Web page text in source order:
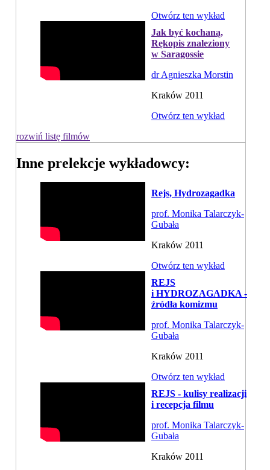
Otwórz ten wykład
Jak być kochaną,
Rękopis znaleziony
w Saragossie
dr Agnieszka Morstin
Kraków 2011
Otwórz ten wykład
rozwiń listę filmów
Inne prelekcje wykładowcy:
Rejs, Hydrozagadka
prof. Monika Talarczyk-
Gubała
Kraków 2011
Otwórz ten wykład
REJS
i HYDROZAGADKA -
źródła komizmu
prof. Monika Talarczyk-
Gubała
Kraków 2011
Otwórz ten wykład
REJS - kulisy realizacji
i recepcja filmu
prof. Monika Talarczyk-
Gubała
Kraków 2011